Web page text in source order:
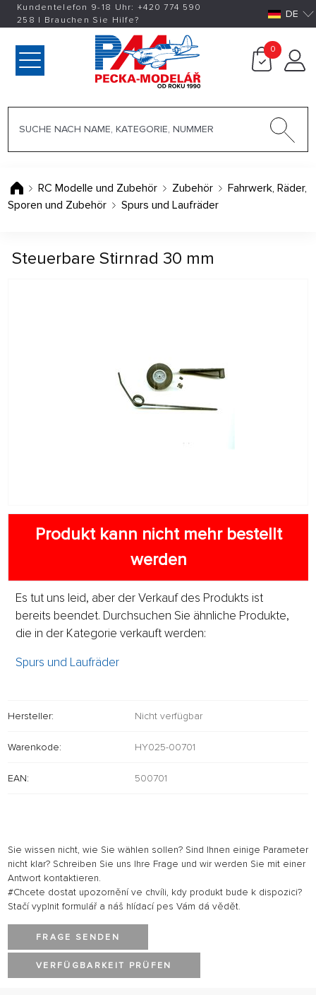
Kundentelefon 9-18 Uhr: +420774 590
258 | Brauchen Sie Hilfe? DE
0
RC Modelle und Zubehör Zubehör
Fahrwerk, Räder,
Sporen und Zubehör
Spurs und Laufräder
Steuerbare Stirnrad 30 mm
Produkt kann nicht mehr bestellt
werden
Es tut uns leid, aber der Verkauf des Produkts ist
bereits beendet. Durchsuchen Sie ähnliche Produkte,
die in der Kategorie verkauft werden:
Spurs und Laufräder
Hersteller: Nicht verfügbar
Warenkode: HY025-00701
EAN: 500701
Sie wissen nicht, wie Sie wählen sollen? Sind Ihnen einige Parameter
nicht klar? Schreiben Sie uns Ihre Frage und wir werden Sie mit einer
Antwort kontaktieren.
#Chcete dostat upozornění ve chvíli, kdy produkt bude k dispozici?
Stačí vyplnit formulář a náš hlídací pes Vám dá vědět.
FRAGE SENDEN
VERFÜGBARKEIT PRÜFEN